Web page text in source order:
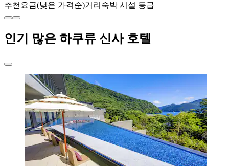
추천 요금(낮은 가격순)거리 숙박 시설 등급
인기 많은 하쿠류 신사 호텔